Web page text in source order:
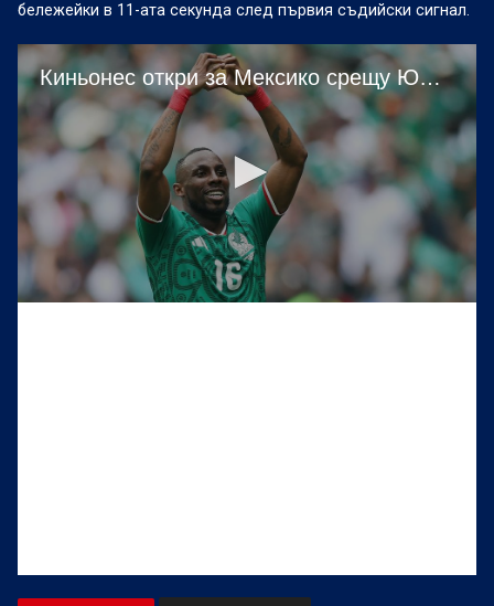
бележейки в 11-ата секунда след първия съдийски сигнал.